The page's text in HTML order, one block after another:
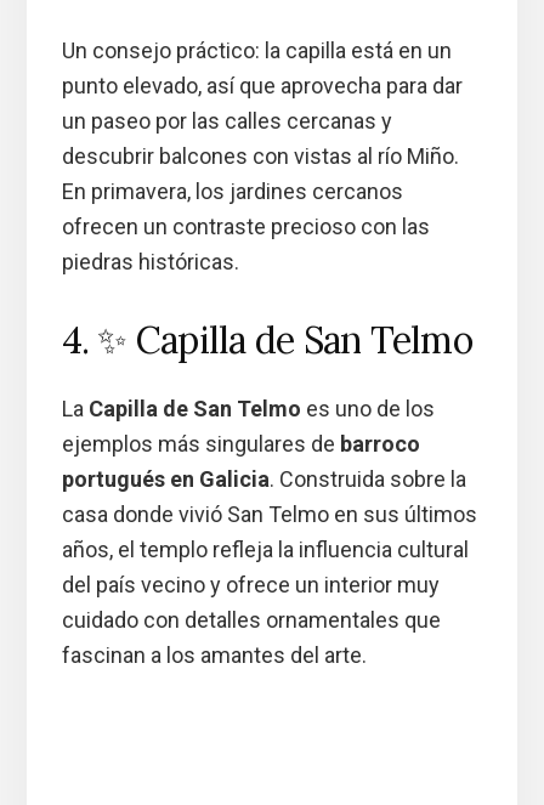
Un consejo práctico: la capilla está en un
punto elevado, así que aprovecha para dar
un paseo por las calles cercanas y
descubrir balcones con vistas al río Miño.
En primavera, los jardines cercanos
ofrecen un contraste precioso con las
piedras históricas.
4. ✨ Capilla de San Telmo
La Capilla de San Telmo es uno de los
ejemplos más singulares de barroco
portugués en Galicia. Construida sobre la
casa donde vivió San Telmo en sus últimos
años, el templo refleja la influencia cultural
del país vecino y ofrece un interior muy
cuidado con detalles ornamentales que
fascinan a los amantes del arte.